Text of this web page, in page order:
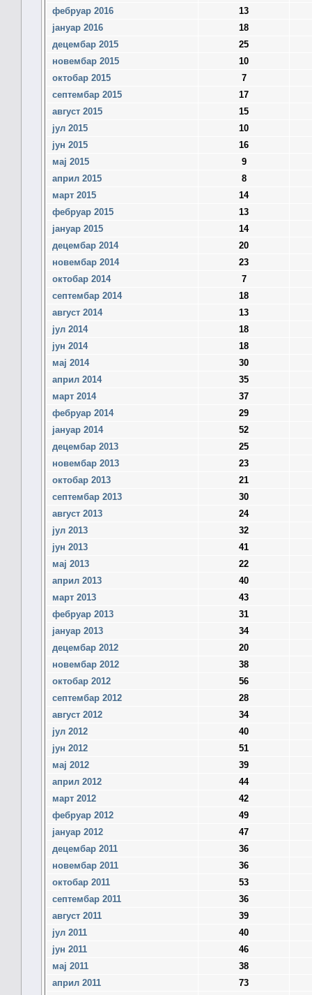
фебруар 2016
13
јануар 2016
18
децембар 2015
25
новембар 2015
10
октобар 2015
7
септембар 2015
17
август 2015
15
јул 2015
10
јун 2015
16
мај 2015
9
април 2015
8
март 2015
14
фебруар 2015
13
јануар 2015
14
децембар 2014
20
новембар 2014
23
октобар 2014
7
септембар 2014
18
август 2014
13
јул 2014
18
јун 2014
18
мај 2014
30
април 2014
35
март 2014
37
фебруар 2014
29
јануар 2014
52
децембар 2013
25
новембар 2013
23
октобар 2013
21
септембар 2013
30
август 2013
24
јул 2013
32
јун 2013
41
мај 2013
22
април 2013
40
март 2013
43
фебруар 2013
31
јануар 2013
34
децембар 2012
20
новембар 2012
38
октобар 2012
56
септембар 2012
28
август 2012
34
јул 2012
40
јун 2012
51
мај 2012
39
април 2012
44
март 2012
42
фебруар 2012
49
јануар 2012
47
децембар 2011
36
новембар 2011
36
октобар 2011
53
септембар 2011
36
август 2011
39
јул 2011
40
јун 2011
46
мај 2011
38
април 2011
73